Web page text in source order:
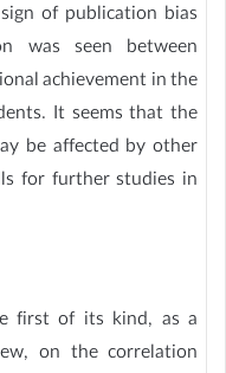
of publication bias
was seen between
achievement in the
It seems that the
be affected by other
for further studies in
first of its kind, as a
on the correlation